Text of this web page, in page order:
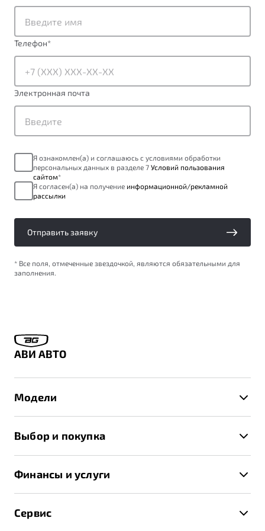
от 1 699 990 ₽*
Обзор В наличии
X70
Универсальный кроссовер
Обзор В наличии
Подробно
Автомобили в наличии
Тест-драйв
Спецпредложения
Будьте еще более уверены на дорогах с программой
Преимущества программы
Запись на сервис
Калькулятор ТО
Клиентская поддержка
Телефон*
Электронная почта
Я ознакомлен(а) и соглашаюсь с условиями обработки
персональных данных в разделе 7 Условий пользования
сайтом*
Я согласен(а) на получение информационной/рекламной
рассылки
Отправить заявку
* Все поля, отмеченные звездочкой, являются обязательными для
заполнения.
АВИ АВТО
Модели
X70
Выбор и покупка
Спецпредложения и Акции
Записаться на тест-драйв
Финансы и услуги
Трейд-ин
Сервис